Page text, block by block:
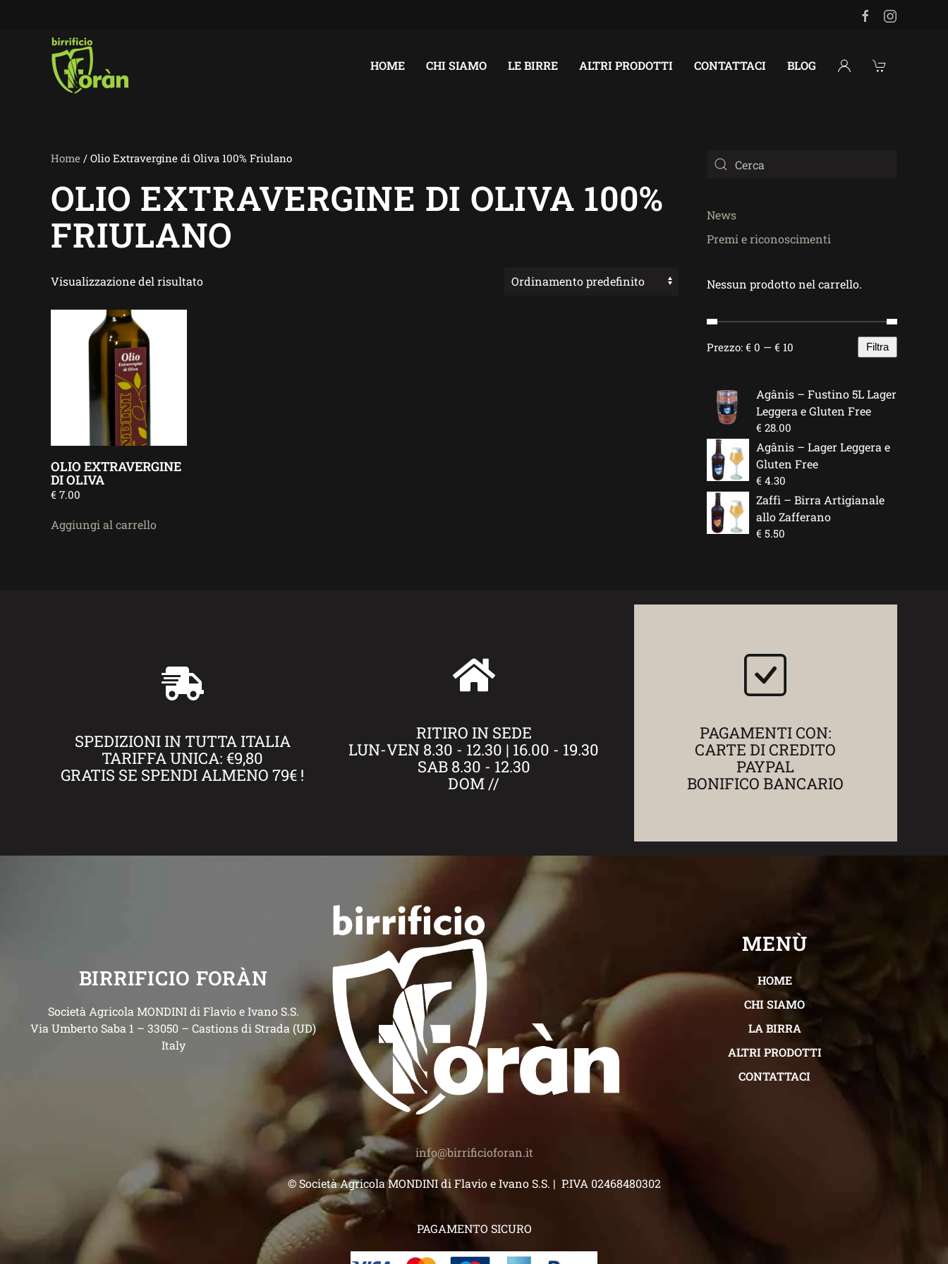
Skip to main content
HOME
CHI SIAMO LE BIRRE ALTRI PRODOTTI CONTATTACI BLOG
Home / Olio Extravergine di Oliva 100% Friulano
OLIO EXTRAVERGINE DI OLIVA 100%
FRIULANO
Visualizzazione del risultato
OLIO EXTRAVERGINE
DI OLIVA
€ 7.00
Aggiungi al carrello
News
Premi e riconoscimenti
Nessun prodotto nel carrello.
Prezzo
Prezzo
Filtra
Prezzo: € 0 — € 10
Agânis – Fustino 5L Lager
Leggera e Gluten Free
€ 28.00
Agânis – Lager Leggera e
Gluten Free
€ 4.30
Zaffì – Birra Artigianale
allo Zafferano
€ 5.50
SPEDIZIONI IN TUTTA ITALIA
TARIFFA UNICA: €9,80
GRATIS SE SPENDI ALMENO 79€ !
RITIRO IN SEDE
LUN-VEN 8.30 - 12.30 | 16.00 - 19.30
SAB 8.30 - 12.30
DOM //
PAGAMENTI CON:
CARTE DI CREDITO
PAYPAL
BONIFICO BANCARIO
BIRRIFICIO FORÀN
Società Agricola MONDINI di Flavio e Ivano S.S.
Via Umberto Saba 1 – 33050 – Castions di Strada (UD)
Italy
MENÙ
HOME
CHI SIAMO
LA BIRRA
ALTRI PRODOTTI
CONTATTACI
info@birrificioforan.it
© Società Agricola MONDINI di Flavio e Ivano S.S. | P.IVA 02468480302
PAGAMENTO SICURO